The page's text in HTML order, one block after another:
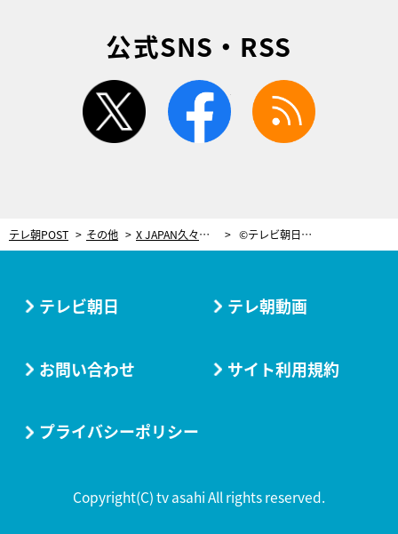
公式SNS・RSS
twitter facebook
テレ朝POST その他 X JAPAN久々の日本公演、平井堅やWANIMAも！『ドリフェス2018』6時間一挙放送 ©テレビ朝日ドリームフェスティバル2018 / 写真：岸田哲平
テレビ朝日 テレ朝動画
お問い合わせ サイト利用規約
プライバシーポリシー
Copyright(C) tv asahi All rights reserved.